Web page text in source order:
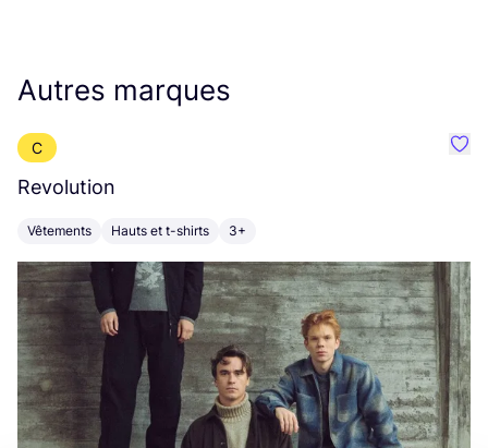
Autres marques
C
Revolution
Vêtements Hauts et t-shirts 3+